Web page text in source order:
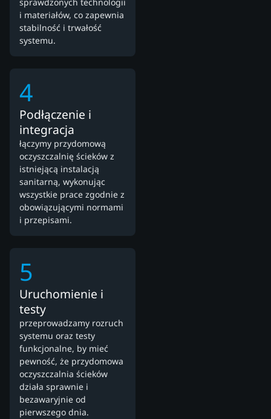
i materiałów, co zapewnia
stabilność i trwałość
systemu.
4
Podłączenie i
integracja
łączymy przydomową
oczyszczalnię ścieków z
istniejącą instalacją
sanitarną, wykonując
wszystkie prace zgodnie z
obowiązującymi normami
i przepisami.
5
Uruchomienie i
testy
przeprowadzamy rozruch
systemu oraz testy
funkcjonalne, by mieć
pewność, że przydomowa
oczyszczalnia ścieków
działa sprawnie i
bezawaryjnie od
pierwszego dnia.